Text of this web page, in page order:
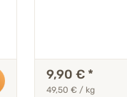
9,90 € *
49,50 € / kg